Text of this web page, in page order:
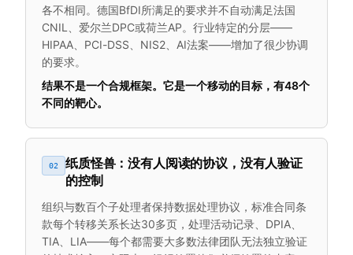
各不相同。德国BfDI所满足的要求并不自动满足法国
CNIL、爱尔兰DPC或荷兰AP。行业特定的分层——
HIPAA、PCI-DSS、NIS2、AI法案——增加了很少协调
的要求。
结果不是一个合规框架。它是一个移动的目标，有48个
不同的靶心。
02
纸质怪兽：没有人阅读的协议，没有人验证
的控制
组织与数百个子处理者保持数据处理协议，标准合同条
款每个转移关系长达30多页，处理活动记录、DPIA、
TIA、LIA——每个都需要大多数法律团队无法独立验证